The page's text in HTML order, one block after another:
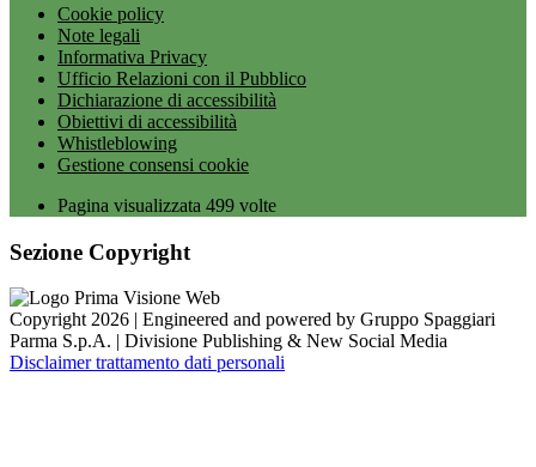
Cookie policy
Note legali
Informativa Privacy
Ufficio Relazioni con il Pubblico
Dichiarazione di accessibilità
Obiettivi di accessibilità
Whistleblowing
Gestione consensi cookie
Pagina visualizzata 499 volte
Sezione Copyright
Copyright 2026 | Engineered and powered by Gruppo Spaggiari
Parma S.p.A. | Divisione Publishing & New Social Media
Disclaimer trattamento dati personali